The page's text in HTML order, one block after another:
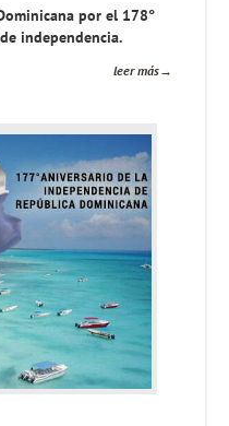
por el 178°
independencia.
leer más